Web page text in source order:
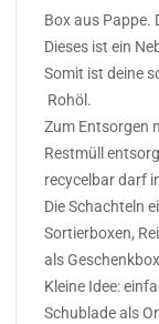
Box aus Pappe.
Dieses ist ein
Somit ist deine
Rohöl.
Zum Entsorgen
Restmüll
recycelbar darf
Die Schachteln
Sortierboxen,
als
Kleine Idee:
Schublade als